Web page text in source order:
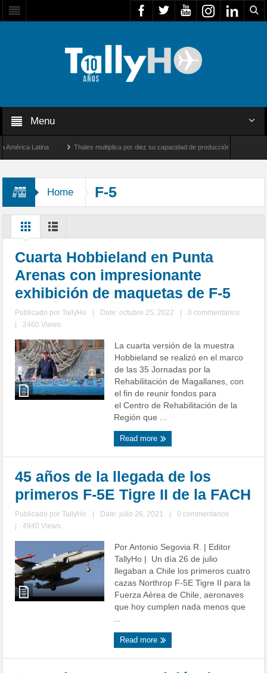
Menu
Latina Thales multiplica por diez su capacidad de producción de radares en
Home F-5
Cuarta Hobbieland en Punta
Arenas con impresionante
exhibición de maquetas de F-5
Publicado porTallyHo Date: octubre 25, 2022
0 commentarios
2460 Views
La cuarta versión de la muestra
Hobbieland se realizó en el marco
de las 35 Jornadas por la
Rehabilitación de Magallanes, con
el fin de reunir fondos para
el Centro de Rehabilitación de la
Región que ...
Read more
45 años de la llegada de los
primeros F-5E Tigre II de la FACH
Publicado porTallyHo Date: julio 26, 2021
0 commentarios
4940 Views
Por Antonio Segovia R. | Editor
TallyHo | Un día 26 de julio
llegaban a Chile los primeros cuatro
cazas Northrop F-5E Tigre II para la
Fuerza Aérea de Chile, aeronaves
que hoy cumplen nada menos que
...
Read more